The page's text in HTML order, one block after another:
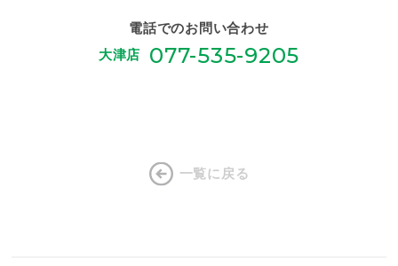
電話でのお問い合わせ
大津店
077-535-9205
一覧に戻る